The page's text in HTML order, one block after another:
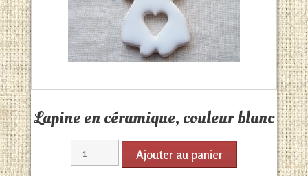
Lapine en céramique, couleur blanc
Ajouter au panier